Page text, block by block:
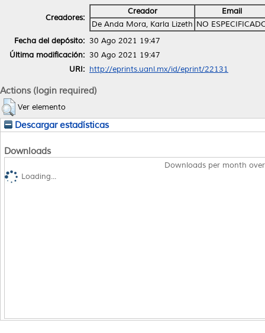
Creadores:
Creador
Email
De Anda Mora, Karla Lizeth NO
Fecha del depósito: 30 Ago 2021 19:47
Última modificación: 30 Ago 2021 19:47
URI: http://eprints.uanl.mx/id/eprint/22131
Actions (login required)
Ver elemento
Descargar estadísticas
Downloads
Downloads per month
Loading...